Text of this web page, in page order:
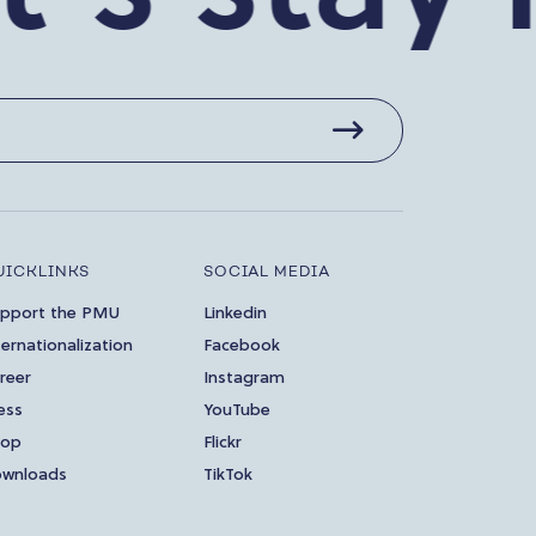
the PMU
SOCIAL MEDIA
Linkedin
Facebook
Instagram
YouTube
Flickr
TikTok